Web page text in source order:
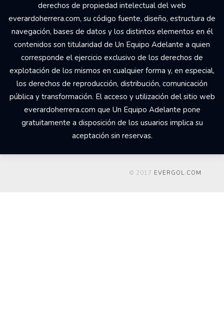
derechos de propiedad intelectual del web
everardoherrera.com, su código fuente, diseño, estructura de
navegación, bases de datos y los distintos elementos en él
contenidos son titularidad de Un Equipo Adelante a quien
corresponde el ejercicio exclusivo de los derechos de
explotación de los mismos en cualquier forma y, en especial,
los derechos de reproducción, distribución, comunicación
pública y transformación. El acceso y utilización del sitio web
everardoherrera.com que Un Equipo Adelante pone
gratuitamente a disposición de los usuarios implica su
aceptación sin reservas.
© 2017 EVERGOL.COM